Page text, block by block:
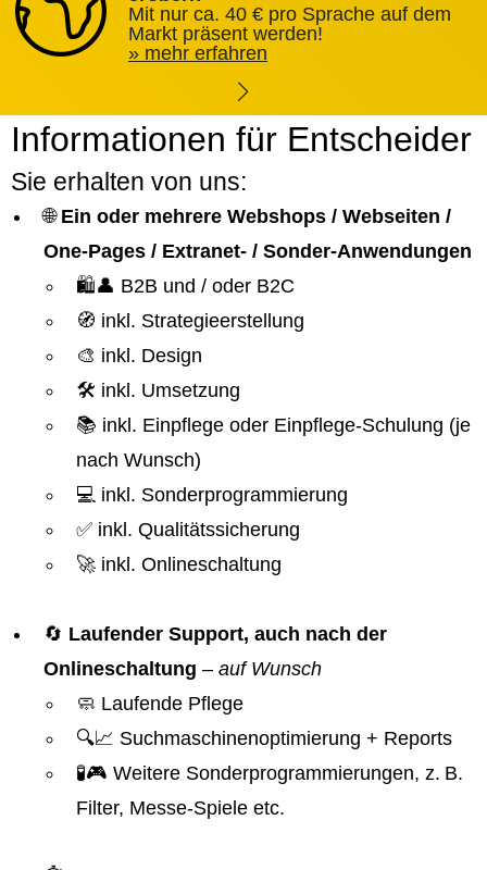
Mit nur ca. 40 € pro Sprache auf dem
Markt präsent werden!
mehr erfahren
Informationen für Entscheider
Sie erhalten von uns:
🌐 Ein oder mehrere Webshops / Webseiten /
One-Pages / Extranet- / Sonder-Anwendungen
🛍️👤 B2B und / oder B2C
🧭 inkl. Strategieerstellung
🎨 inkl. Design
🛠️ inkl. Umsetzung
📚 inkl. Einpflege oder Einpflege-Schulung (je
nach Wunsch)
💻 inkl. Sonderprogrammierung
✅ inkl. Qualitätssicherung
🚀 inkl. Onlineschaltung
🔄 Laufender Support, auch nach der
Onlineschaltung – auf Wunsch
🧼 Laufende Pflege
🔍📈 Suchmaschinenoptimierung + Reports
🧪🎮 Weitere Sonderprogrammierungen, z. B.
Filter, Messe-Spiele etc.